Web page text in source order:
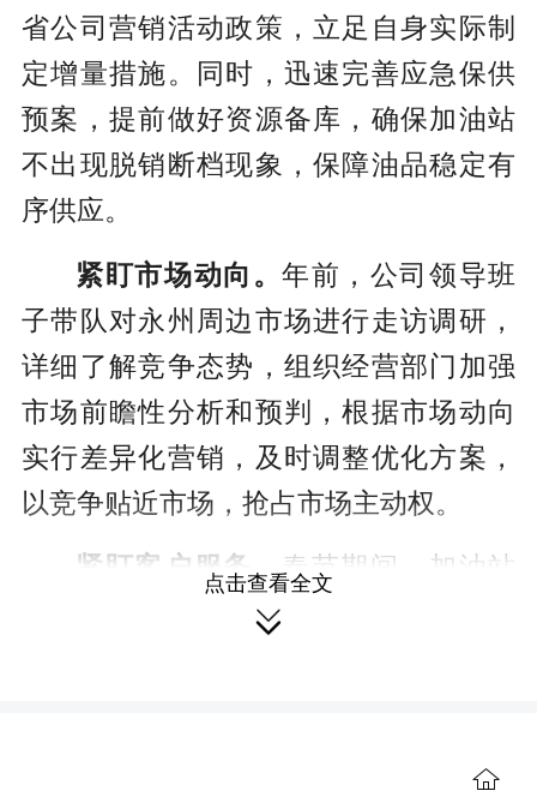
省公司营销活动政策，立足自身实际制
定增量措施。同时，迅速完善应急保供
预案，提前做好资源备库，确保加油站
不出现脱销断档现象，保障油品稳定有
序供应。
紧盯市场动向。年前，公司领导班
子带队对永州周边市场进行走访调研，
详细了解竞争态势，组织经营部门加强
市场前瞻性分析和预判，根据市场动向
实行差异化营销，及时调整优化方案，
以竞争贴近市场，抢占市场主动权。
紧盯客户服务。春节期间，加油站
合理优化排班，机关启动帮扶机制，党
点击查看全文
